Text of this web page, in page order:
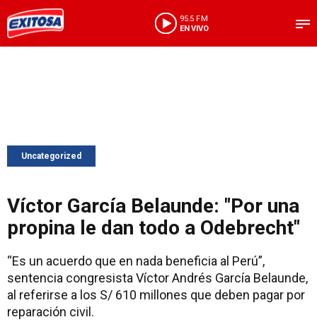
95.5 FM
EN VIVO
Uncategorized
Víctor García Belaunde: "Por una
propina le dan todo a Odebrecht"
“Es un acuerdo que en nada beneficia al Perú”,
sentencia congresista Víctor Andrés García Belaunde,
al referirse a los S/ 610 millones que deben pagar por
reparación civil.